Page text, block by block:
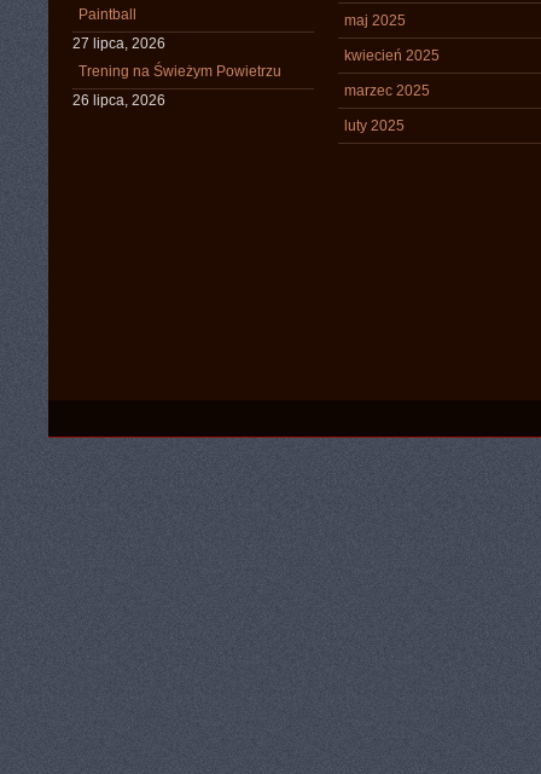
Paintball
27 lipca, 2026
Trening na Świeżym Powietrzu
26 lipca, 2026
maj 2025
kwiecień 2025
marzec 2025
luty 2025